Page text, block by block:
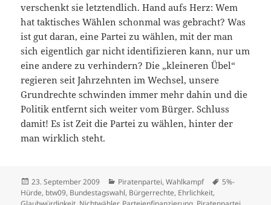
verschenkt sie letztendlich. Hand aufs Herz: Wem
hat taktisches Wählen schonmal was gebracht? Was
ist gut daran, eine Partei zu wählen, mit der man
sich eigentlich gar nicht identifizieren kann, nur um
eine andere zu verhindern? Die „kleineren Übel“
regieren seit Jahrzehnten im Wechsel, unsere
Grundrechte schwinden immer mehr dahin und die
Politik entfernt sich weiter vom Bürger. Schluss
damit! Es ist Zeit die Partei zu wählen, hinter der
man wirklich steht.
Veröffentlicht
am
23. September 2009 Kategorien
Piratenpartei,Wahlkampf Schlagwörter
5%-
Hürde, btw09, Bundestagswahl, Bürgerrechte, Ehrlichkeit,